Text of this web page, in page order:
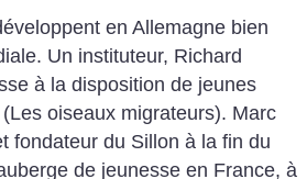
en Allemagne bien
Un instituteur, Richard
à la disposition de jeunes
oiseaux migrateurs). Marc
fondateur du Sillon à la fin du
de jeunesse en France, à